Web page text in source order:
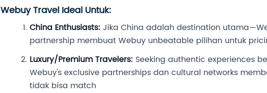
Webuy Travel Ideal Untuk:
China Enthusiasts: Jika China adalah destination
partnership membuat Webuy unbeatable pilihan untuk
Luxury/Premium Travelers: Seeking authentic experiences
Webuy's exclusive partnerships dan cultural networks
tidak bisa match